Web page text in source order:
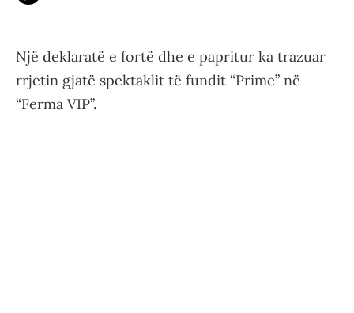
Një deklaratë e fortë dhe e papritur ka trazuar
rrjetin gjatë spektaklit të fundit “Prime” në
“Ferma VIP”.